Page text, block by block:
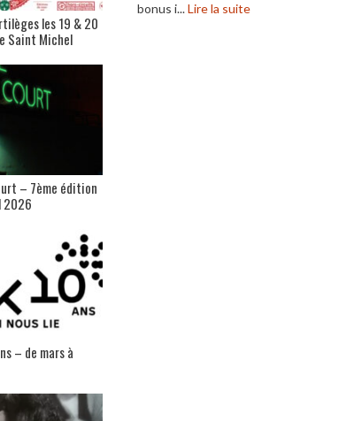
bonus i...Lire la suite
les 19 & 20
Saint Michel
– 7ème édition
2026
– de mars à